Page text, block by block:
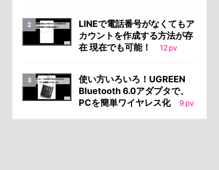
LINEで電話番号がなくてもア
カウントを作成する方法が存
在 現在でも可能！
12pv
使い方いろいろ！UGREEN
Bluetooth 6.0アダプタで、
PCを簡単ワイヤレス化
9 pv